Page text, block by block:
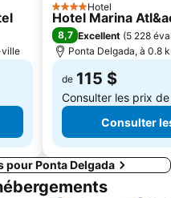
ville
4 ÉtoilesHotel
Hotel Marina
8,7 Excellent (5 228
Ponta Delgada, à 0.8
de 115 $
Consulter les prix
Consulter
pour Ponta Delgada